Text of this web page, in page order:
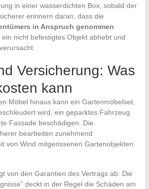
in einer wasserdichten Box, sobald der
erinnern daran, dass die
in Anspruch genommen
ein nicht befestigtes Objekt abhebt und
Versicherung: Was
kann
Möbel hinaus kann ein Gartenmöbelset,
wird, ein geparktes Fahrzeug
Fassade beschädigen. Die
bearbeiten zunehmend
von Wind mitgerissenen Gartenobjekten
von den Garantien des Vertrags ab: Die
deckt in der Regel die Schäden am